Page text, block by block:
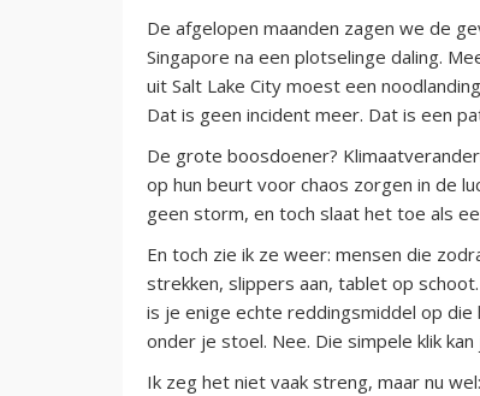
De afgelopen maanden zagen we de
Singapore na een plotselinge daling.
uit Salt Lake City moest een
Dat is geen incident meer. Dat is een
De grote boosdoener?
op hun beurt voor chaos zorgen in de
geen storm, en toch slaat het toe als
En toch zie ik ze weer: mensen die
strekken, slippers aan, tablet op
is je enige echte reddingsmiddel op
onder je stoel. Nee. Die simpele klik
Ik zeg het niet vaak streng, maar nu